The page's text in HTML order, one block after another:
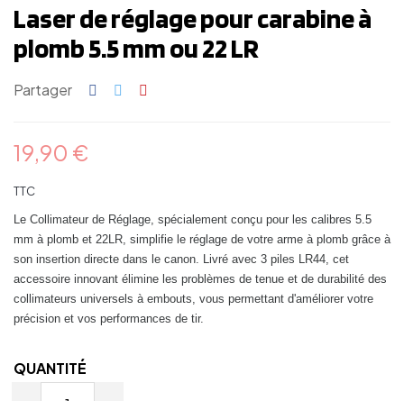
Laser de réglage pour carabine à
plomb 5.5 mm ou 22 LR
Partager
19,90 €
TTC
Le Collimateur de Réglage, spécialement conçu pour les calibres 5.5
mm à plomb et 22LR, simplifie le réglage de votre arme à plomb grâce à
son insertion directe dans le canon. Livré avec 3 piles LR44, cet
accessoire innovant élimine les problèmes de tenue et de durabilité des
collimateurs universels à embouts, vous permettant d'améliorer votre
précision et vos performances de tir.
QUANTITÉ